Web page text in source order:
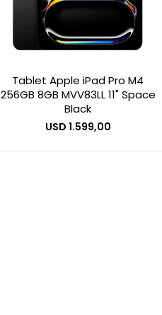
Tablet Apple iPad Pro M4
256GB 8GB MVV83LL 11" Space
Black
USD 1.599,00